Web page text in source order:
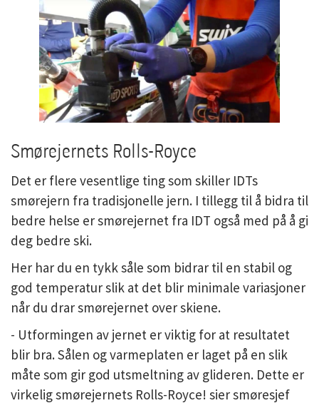
Smørejernets Rolls-Royce
Det er flere vesentlige ting som skiller IDTs
smørejern fra tradisjonelle jern. I tillegg til å bidra til
bedre helse er smørejernet fra IDT også med på å gi
deg bedre ski.
Her har du en tykk såle som bidrar til en stabil og
god temperatur slik at det blir minimale variasjoner
når du drar smørejernet over skiene.
- Utformingen av jernet er viktig for at resultatet
blir bra. Sålen og varmeplaten er laget på en slik
måte som gir god utsmeltning av glideren. Dette er
virkelig smørejernets Rolls-Royce! sier smøresjef